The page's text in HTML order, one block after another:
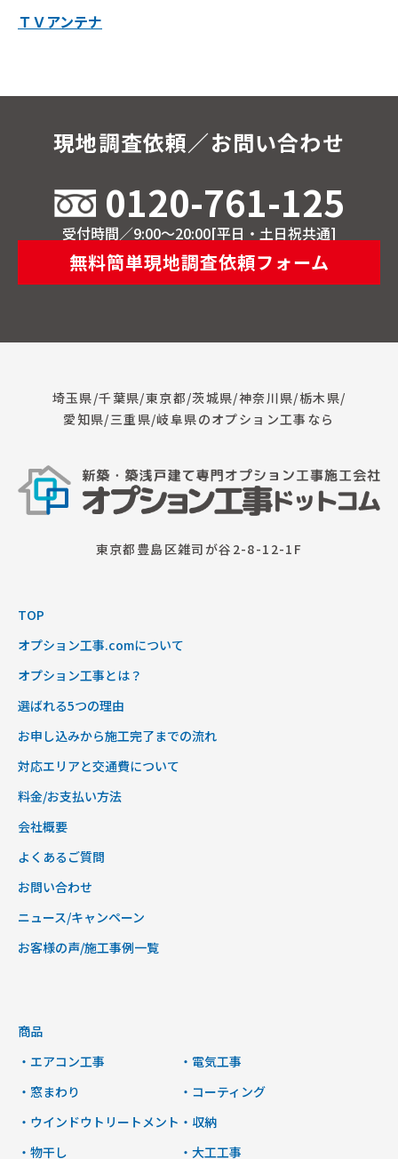
ＴＶアンテナ
現地調査依頼／お問い合わせ
0120-761-125
受付時間／9:00～20:00[平日・土日祝共通]
無料簡単現地調査依頼フォーム
埼玉県/千葉県/東京都/茨城県/神奈川県/栃木県/
愛知県/三重県/岐阜県のオプション工事なら
東京都豊島区雑司が谷2-8-12-1F
TOP
オプション工事.comについて
オプション工事とは？
選ばれる5つの理由
お申し込みから施工完了までの流れ
対応エリアと交通費について
料金/お支払い方法
会社概要
よくあるご質問
お問い合わせ
ニュース/キャンペーン
お客様の声/施工事例一覧
商品
・エアコン工事
・窓まわり
・ウインドウトリートメント
・物干し
・電気工事
・コーティング
・収納
・大工工事